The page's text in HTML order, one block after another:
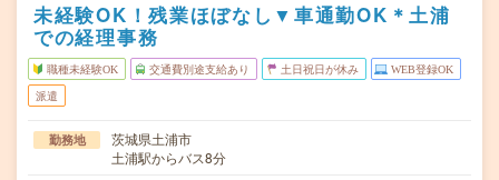
未経験OK！残業ほぼなし▼車通勤OK＊土浦
での経理事務
職種未経験OK 交通費別途支給あり 土日祝日が休み WEB登録OK
派遣
勤務地
茨城県土浦市
土浦駅からバス8分